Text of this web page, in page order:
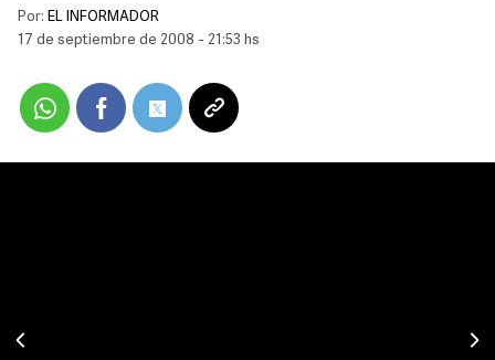
Por: EL INFORMADOR
17 de septiembre de 2008 - 21:53 hs